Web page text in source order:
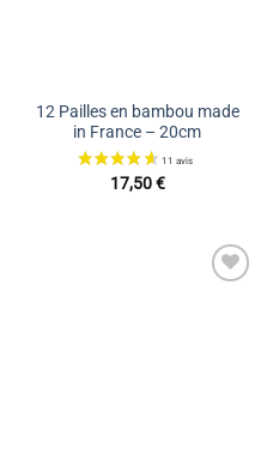
12 Pailles en bambou made
in France – 20cm
17,50€